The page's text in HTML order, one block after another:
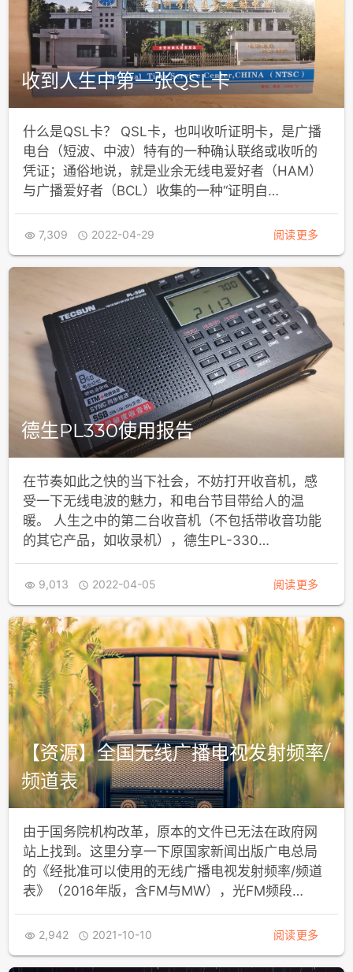
收到人生中第一张QSL卡
什么是QSL卡？ QSL卡，也叫收听证明卡，是广播
电台（短波、中波）特有的一种确认联络或收听的
凭证；通俗地说，就是业余无线电爱好者（HAM）
与广播爱好者（BCL）收集的一种“证明自…
 7,309  2022-04-29 阅读更多
德生PL330使用报告
在节奏如此之快的当下社会，不妨打开收音机，感
受一下无线电波的魅力，和电台节目带给人的温
暖。 人生之中的第二台收音机（不包括带收音功能
的其它产品，如收录机），德生PL-330…
 9,013  2022-04-05 阅读更多
【资源】全国无线广播电视发射频率/
频道表
由于国务院机构改革，原本的文件已无法在政府网
站上找到。这里分享一下原国家新闻出版广电总局
的《经批准可以使用的无线广播电视发射频率/频道
表》（2016年版，含FM与MW），光FM频段…
 2,942  2021-10-10 阅读更多